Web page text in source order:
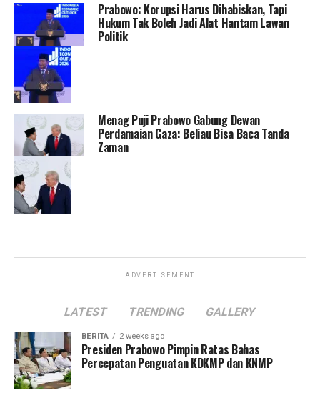
Prabowo: Korupsi Harus Dihabiskan, Tapi
Hukum Tak Boleh Jadi Alat Hantam Lawan
Politik
Menag Puji Prabowo Gabung Dewan
Perdamaian Gaza: Beliau Bisa Baca Tanda
Zaman
ADVERTISEMENT
LATEST TRENDING GALLERY
BERITA 2 weeks ago
Presiden Prabowo Pimpin Ratas Bahas
Percepatan Penguatan KDKMP dan KNMP